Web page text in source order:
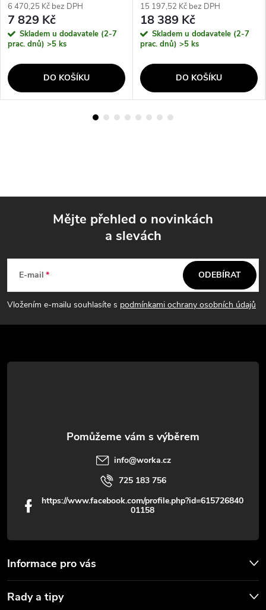
6 470,25 Kč bez DPH
7 829 Kč
Skladem u dodavatele (2-7
prac. dnů) >5 ks
DO KOŠÍKU
15 197,52 Kč bez DPH
18 389 Kč
Skladem u dodavatele (2-7
prac. dnů) >5 ks
DO KOŠÍKU
p
a
t
Mějte přehled o novinkách
a slevách
E-mail
Vložením e-mailu souhlasíte s podmínkami ochrany osobních údajů
ODEBÍRAT
Informace pro vás
Rady a tipy
info@worka.cz
725 183 756
https://www.facebook.com/profile.php?id=615726840
01158